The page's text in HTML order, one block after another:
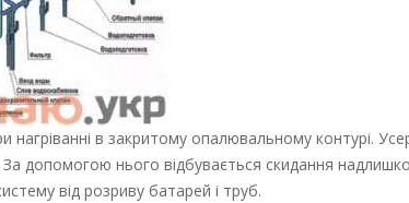
нагріванні в закритому опалювальному контурі.
допомогою нього відбувається скидання
від розриву батарей і труб.